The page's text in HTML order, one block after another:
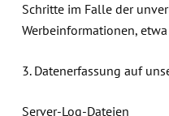
Schritte im Falle der
Werbeinformationen,
3. Datenerfassung auf
Server-Log-Dateien